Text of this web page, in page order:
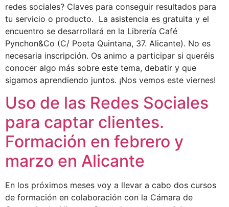
redes sociales? Claves para conseguir resultados para
tu servicio o producto. La asistencia es gratuita y el
encuentro se desarrollará en la Librería Café
Pynchon&Co (C/ Poeta Quintana, 37. Alicante). No es
necesaria inscripción. Os animo a participar si queréis
conocer algo más sobre este tema, debatir y que
sigamos aprendiendo juntos. ¡Nos vemos este viernes!
Uso de las Redes Sociales
para captar clientes.
Formación en febrero y
marzo en Alicante
En los próximos meses voy a llevar a cabo dos cursos
de formación en colaboración con la Cámara de